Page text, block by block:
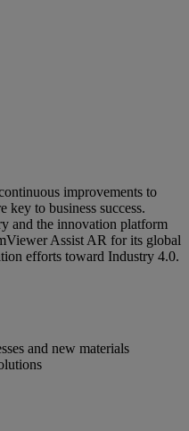
improvements to
key to business success.
and the innovation platform
Assist AR for its global
efforts toward Industry 4.0.
and new materials